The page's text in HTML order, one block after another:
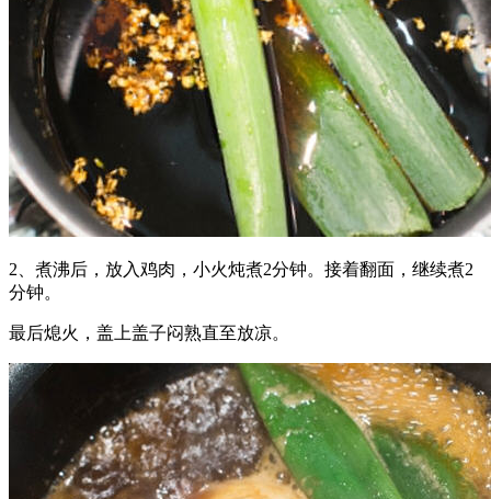
2、煮沸后，放入鸡肉，小火炖煮2分钟。接着翻面，继续煮2
分钟。
最后熄火，盖上盖子闷熟直至放凉。